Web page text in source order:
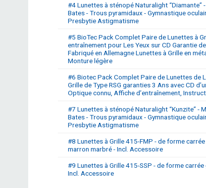
#4 Lunettes à sténopé Naturalight “Diamante”
Bates - Trous pyramidaux - Gymnastique
Presbytie Astigmatisme
#5 BioTec Pack Complet Paire de Lunettes à
entraînement pour Les Yeux sur CD Garantie
Fabriqué en Allemagne Lunettes à Grille en
Monture légère
#6 Biotec Pack Complet Paire de Lunettes de
Grille de Type RSG garanties 3 Ans avec CD
Optique connu, Affiche d’entraînement,
#7 Lunettes à sténopé Naturalight “Kunzite” -
Bates - Trous pyramidaux - Gymnastique
Presbytie Astigmatisme
#8 Lunettes à Grille 415-FMP - de forme
marron marbré - Incl. Accessoire
#9 Lunettes à Grille 415-SSP - de forme carrée
Incl. Accessoire